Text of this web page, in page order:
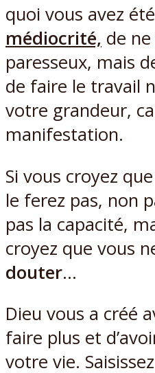
quoi vous avez
médiocrité, de
paresseux, mais
de faire le travail
votre grandeur,
manifestation.
Si vous croyez
le ferez pas, non
pas la capacité,
croyez que vous
douter…
Dieu vous a créé
faire plus et
votre vie.